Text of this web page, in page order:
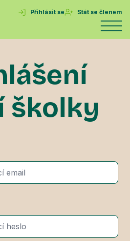
Přihlásit se Stát se členem
školky